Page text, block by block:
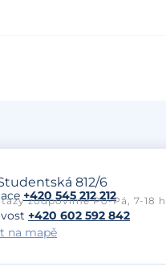
812/6
+420 545 212 212
zodpovíme Po-Pá, 7-18
+420 602 592 842
na mapě